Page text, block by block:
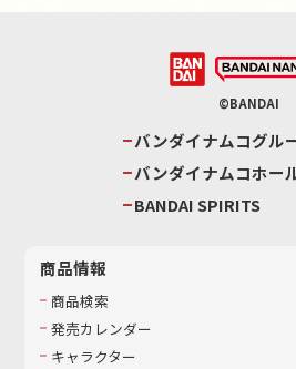
©BANDAI
バンダイナムコグル
バンダイナムコホー
BANDAI SPIRITS
商品情報
商品検索
発売カレンダー
キャラクター